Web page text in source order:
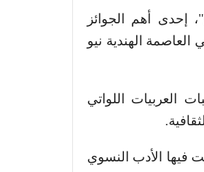
إحدى أهم الجوائز
العاصمة الهندية نيو
العربيات اللواتي
.
فيها الأدب النسوي